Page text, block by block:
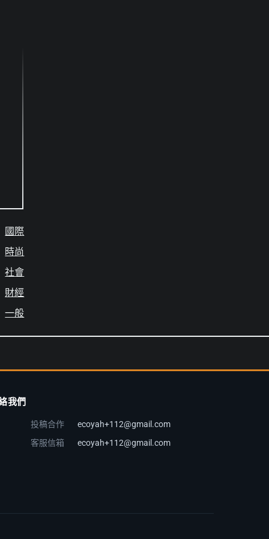
國際
時尚
社會
財經
一般
我們
投稿合作
ecoyah+112@gmail.com
客服信箱
ecoyah+112@gmail.com